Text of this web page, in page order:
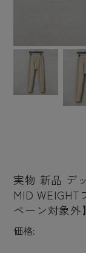
実物 新品 デ
MID
ペーン対象外
価格: